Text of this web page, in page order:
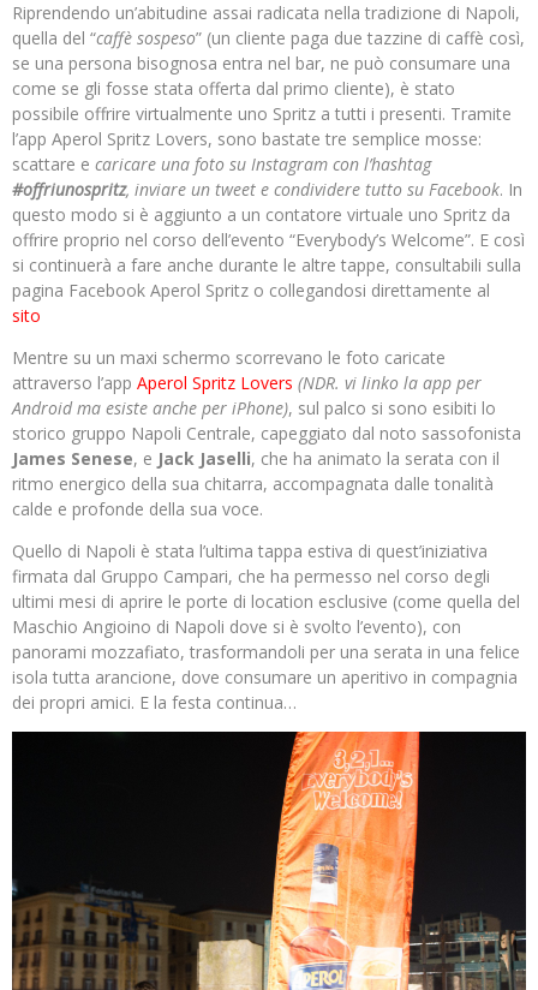
Riprendendo un’abitudine assai radicata nella tradizione di Napoli,
quella del “caffè sospeso” (un cliente paga due tazzine di caffè così,
se una persona bisognosa entra nel bar, ne può consumare una
come se gli fosse stata offerta dal primo cliente), è stato
possibile offrire virtualmente uno Spritz a tutti i presenti. Tramite
l’app Aperol Spritz Lovers, sono bastate tre semplice mosse:
scattare e caricare una foto su Instagram con l’hashtag
#offriunospritz, inviare un tweet e condividere tutto su Facebook. In
questo modo si è aggiunto a un contatore virtuale uno Spritz da
offrire proprio nel corso dell’evento “Everybody’s Welcome”. E così
si continuerà a fare anche durante le altre tappe, consultabili sulla
pagina Facebook Aperol Spritz o collegandosi direttamente al
sito
Mentre su un maxi schermo scorrevano le foto caricate
attraverso l’app Aperol Spritz Lovers (NDR. vi linko la app per
Android ma esiste anche per iPhone), sul palco si sono esibiti lo
storico gruppo Napoli Centrale, capeggiato dal noto sassofonista
James Senese, e Jack Jaselli, che ha animato la serata con il
ritmo energico della sua chitarra, accompagnata dalle tonalità
calde e profonde della sua voce.
Quello di Napoli è stata l’ultima tappa estiva di quest’iniziativa
firmata dal Gruppo Campari, che ha permesso nel corso degli
ultimi mesi di aprire le porte di location esclusive (come quella del
Maschio Angioino di Napoli dove si è svolto l’evento), con
panorami mozzafiato, trasformandoli per una serata in una felice
isola tutta arancione, dove consumare un aperitivo in compagnia
dei propri amici. E la festa continua…